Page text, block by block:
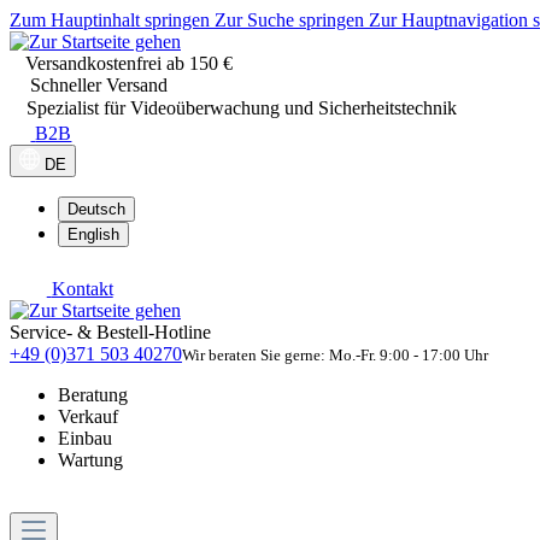
Zum Hauptinhalt springen Zur Suche springen Zur Hauptnavigation
Versandkostenfrei ab 150 €
Schneller Versand
Spezialist für Videoüberwachung und Sicherheitstechnik
B2B
DE
Deutsch
English
Kontakt
Service- & Bestell-Hotline
+49 (0)371 503 40270Wir beraten Sie gerne: Mo.-Fr. 9:00 - 17:00 Uhr
Beratung
Verkauf
Einbau
Wartung